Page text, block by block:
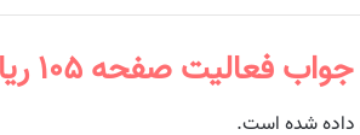
جواب فعالیت صفحه ۱۰۵ ریاضی هفتم